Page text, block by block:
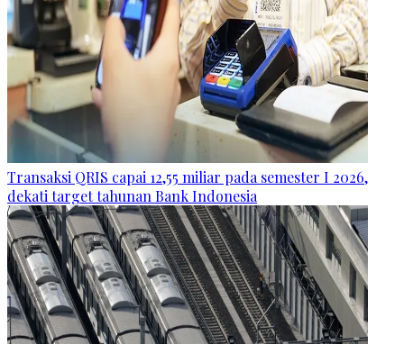
Transaksi QRIS capai 12,55 miliar pada semester I 2026,
dekati target tahunan Bank Indonesia